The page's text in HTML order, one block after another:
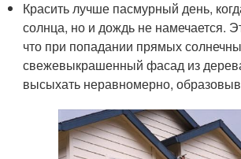
Красить лучше пасмурный день,
солнца, но и дождь не намечается.
что при попадании прямых
свежевыкрашенный фасад из
высыхать неравномерно,